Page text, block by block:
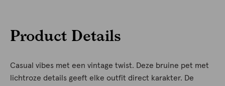
Product Details
Casual vibes met een vintage twist. Deze bruine pet met
lichtroze details geeft elke outfit direct karakter. De